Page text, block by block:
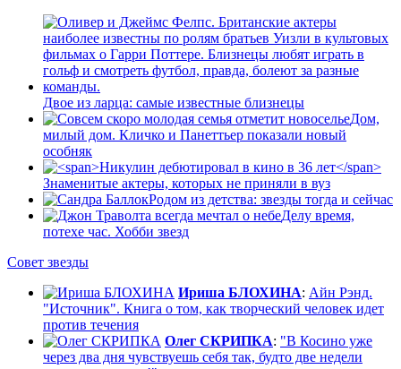
Двое из ларца: самые известные близнецы
Дом,
милый дом. Кличко и Панеттьер показали новый
особняк
Знаменитые актеры, которых не приняли в вуз
Родом из детства: звезды тогда и сейчас
Делу время,
потехе час. Хобби звезд
Совет звезды
Ириша БЛОХИНА: Айн Рэнд.
"Источник". Книга о том, как творческий человек идет
против течения
Олег СКРИПКА: "В Косино уже
через два дня чувствуешь себя так, будто две недели